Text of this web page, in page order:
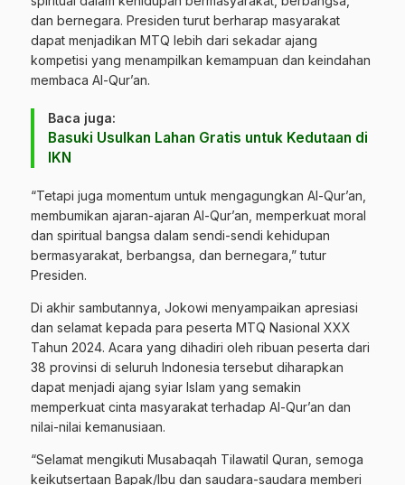
dan bernegara. Presiden turut berharap masyarakat
dapat menjadikan MTQ lebih dari sekadar ajang
kompetisi yang menampilkan kemampuan dan keindahan
membaca Al-Qur’an.
Baca juga:
Basuki Usulkan Lahan Gratis untuk Kedutaan di
IKN
“Tetapi juga momentum untuk mengagungkan Al-Qur’an,
membumikan ajaran-ajaran Al-Qur’an, memperkuat moral
dan spiritual bangsa dalam sendi-sendi kehidupan
bermasyarakat, berbangsa, dan bernegara,” tutur
Presiden.
Di akhir sambutannya, Jokowi menyampaikan apresiasi
dan selamat kepada para peserta MTQ Nasional XXX
Tahun 2024. Acara yang dihadiri oleh ribuan peserta dari
38 provinsi di seluruh Indonesia tersebut diharapkan
dapat menjadi ajang syiar Islam yang semakin
memperkuat cinta masyarakat terhadap Al-Qur’an dan
nilai-nilai kemanusiaan.
“Selamat mengikuti Musabaqah Tilawatil Quran, semoga
keikutsertaan Bapak/Ibu dan saudara-saudara memberi